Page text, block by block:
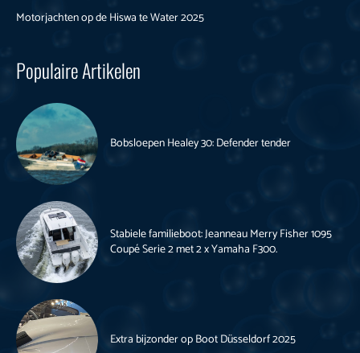
Motorjachten op de Hiswa te Water 2025
Populaire Artikelen
Bobsloepen Healey 30: Defender tender
Stabiele familieboot: Jeanneau Merry Fisher 1095
Coupé Serie 2 met 2 x Yamaha F300.
Extra bijzonder op Boot Düsseldorf 2025